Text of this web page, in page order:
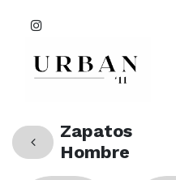
Zapatos
Hombre